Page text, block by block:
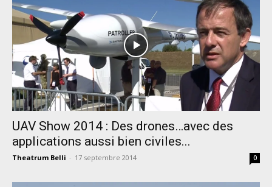
UAV Show 2014 : Des drones…avec des
applications aussi bien civiles...
Theatrum Belli - 17 septembre 2014 0